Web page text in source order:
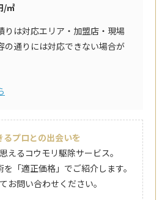
/㎡
は対応エリア・加盟店・現場
の通りには対応できない場合が
るプロとの出会いを
えるコウモリ駆除サービス。
「適正価格」でご紹介します。
お問い合わせください。